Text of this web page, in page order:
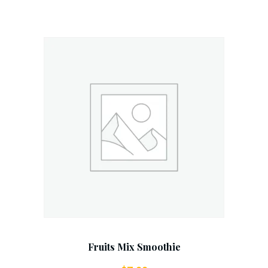
Fruits Mix Smoothie